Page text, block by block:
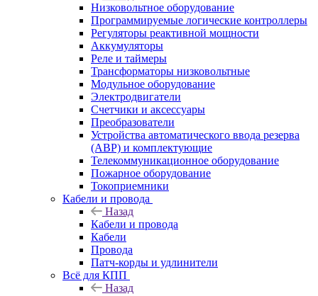
Низковольтное оборудование
Программируемые логические контроллеры
Регуляторы реактивной мощности
Аккумуляторы
Реле и таймеры
Трансформаторы низковольтные
Модульное оборудование
Электродвигатели
Счетчики и аксессуары
Преобразователи
Устройства автоматического ввода резерва
(АВР) и комплектующие
Телекоммуникационное оборудование
Пожарное оборудование
Токоприемники
Кабели и провода
Назад
Кабели и провода
Кабели
Провода
Патч-корды и удлинители
Всё для КПП
Назад